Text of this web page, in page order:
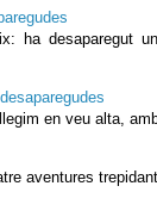
ha desaparegut
en veu alta,
aventures